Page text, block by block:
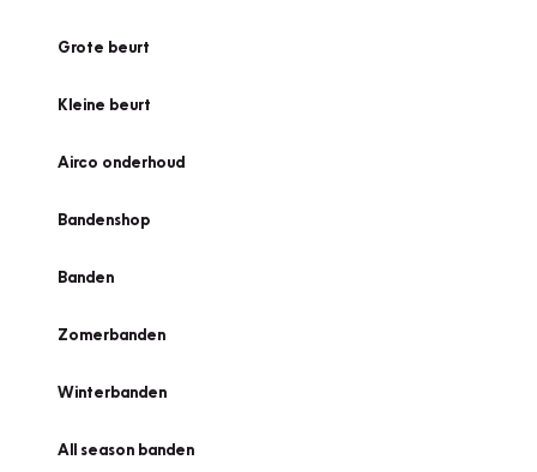
Grote beurt
Kleine beurt
Airco onderhoud
Bandenshop
Banden
Zomerbanden
Winterbanden
All season banden